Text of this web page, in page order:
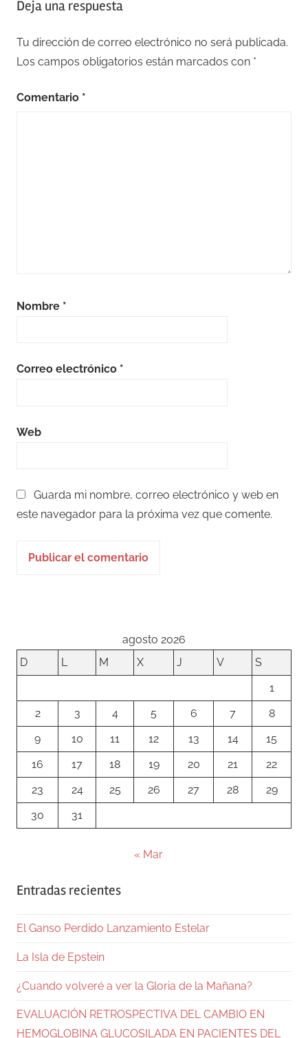
entradas
Deja una respuesta
Tu dirección de correo electrónico no será publicada.
Los campos obligatorios están marcados con *
Comentario *
Nombre *
Correo electrónico *
Web
Guarda mi nombre, correo electrónico y web en
este navegador para la próxima vez que comente.
agosto 2026
D
L M X J V
S
1
2
3 4 5 6 7
8
9
10 11 12 13 14
15
16
17 18 19 20 21
22
23
24 25 26 27 28
29
30
31
« Mar
Entradas recientes
El Ganso Perdido Lanzamiento Estelar
La Isla de Epstein
¿Cuando volveré a ver la Gloria de la Mañana?
EVALUACIÓN RETROSPECTIVA DEL CAMBIO EN
HEMOGLOBINA GLUCOSILADA EN PACIENTES DEL